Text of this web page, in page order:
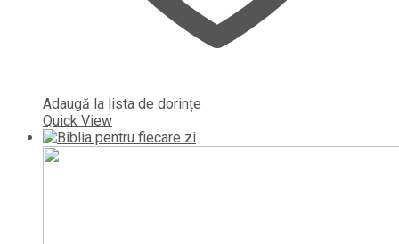
Adaugă la lista de dorințe
Quick View